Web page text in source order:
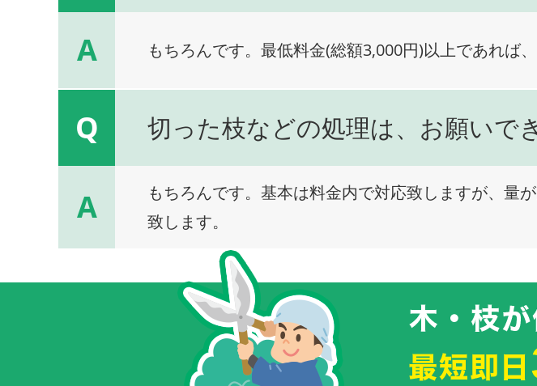
A もちろんです。最低料金(総額3,000円)以上であれば
Q 切った枝などの処理は、お願いで
A
もちろんです。基本は料金内で対応致しますが、量
致します。